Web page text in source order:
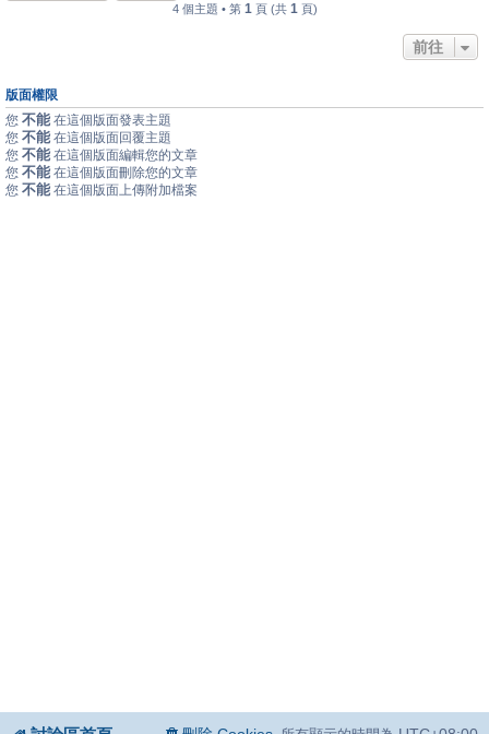
4 個主題 • 第 1 頁 (共 1 頁)
前往
版面權限
您 不能 在這個版面發表主題
您 不能 在這個版面回覆主題
您 不能 在這個版面編輯您的文章
您 不能 在這個版面刪除您的文章
您 不能 在這個版面上傳附加檔案